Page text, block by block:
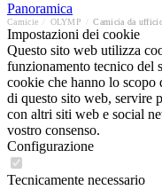
Panoramica
Camicie OLYMP Camicia da
Impostazioni dei cookie
Questo sito web utilizza
funzionamento tecnico del
cookie che hanno lo
di questo sito web, servire
con altri siti web e social
vostro consenso.
Configurazione
Tecnicamente necessario